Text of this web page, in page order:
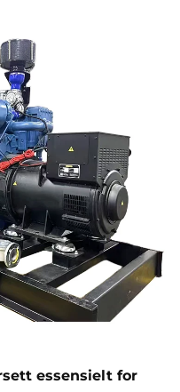
essensielt for